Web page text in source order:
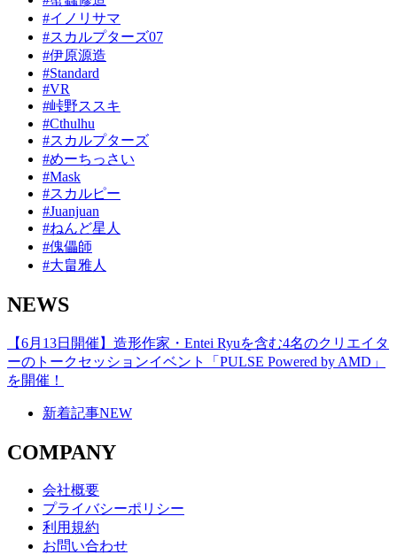
#イノリサマ
#スカルプターズ07
#伊原源造
#Standard
#VR
#峠野ススキ
#Cthulhu
#スカルプターズ
#めーちっさい
#Mask
#スカルピー
#Juanjuan
#ねんど星人
#傀儡師
#大畠雅人
NEWS
【6月13日開催】造形作家・Entei Ryuを含む4名のクリエイタ
ーのトークセッションイベント「PULSE Powered by AMD」
を開催！
新着記事NEW
COMPANY
会社概要
プライバシーポリシー
利用規約
お問い合わせ